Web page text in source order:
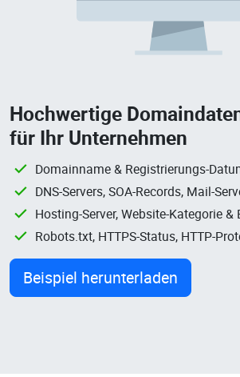
Hochwertige
für Ihr Unternehmen
Domainname & Registrierungs-
DNS-Servers, SOA-Records, Mail-
Hosting-Server, Website-Kategorie &
Robots.txt, HTTPS-Status, HTTP-
Beispiel herunterladen